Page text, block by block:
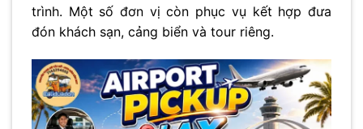
trình. Một số đơn vị còn phục vụ kết hợp đưa
đón khách sạn, cảng biển và tour riêng.